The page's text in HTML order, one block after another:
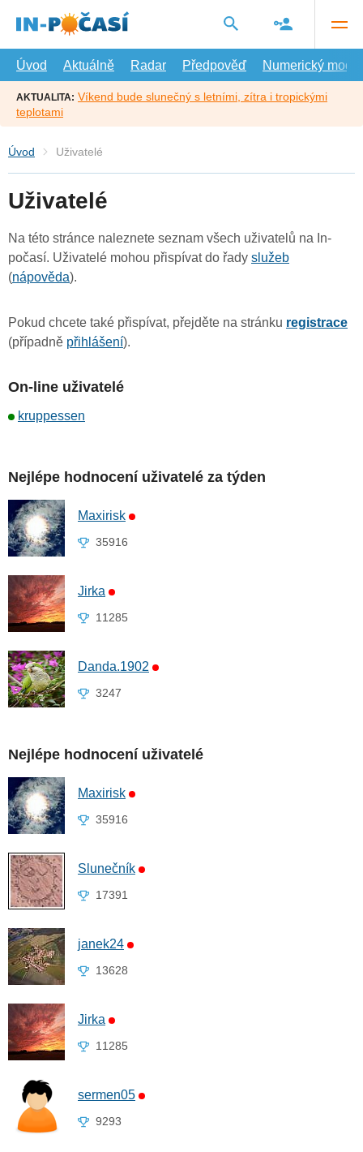
hlavní
Úvod
Aktuálně Radar Předpověď Numerický model
AKTUALITA: Víkend bude slunečný s letními, zítra i tropickými
teplotami
Úvod Uživatelé
Uživatelé
Na této stránce naleznete seznam všech uživatelů na In-
počasí. Uživatelé mohou přispívat do řady služeb
(nápověda).
Pokud chcete také přispívat, přejděte na stránku registrace
(případně přihlášení).
On-line uživatelé
kruppessen
Nejlépe hodnocení uživatelé za týden
Maxirisk
35916
Jirka
11285
Danda.1902
3247
Nejlépe hodnocení uživatelé
Maxirisk
35916
Slunečník
17391
janek24
13628
Jirka
11285
sermen05
9293